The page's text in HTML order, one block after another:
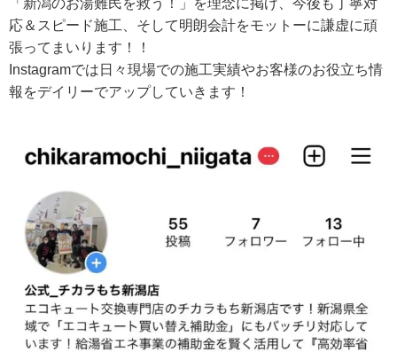
応＆スピード施工、そして明朗会計をモットーに謙虚に頑
張ってまいります！！
Instagramでは日々現場での施工実績やお客様のお役立ち情
報をデイリーでアップしていきます！